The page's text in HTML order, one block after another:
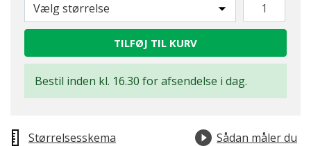
Vælg størrelse
TILFØJ TIL KURV
Bestil inden kl. 16.30 for afsendelse i dag.
Størrelsesskema
Sådan måler du